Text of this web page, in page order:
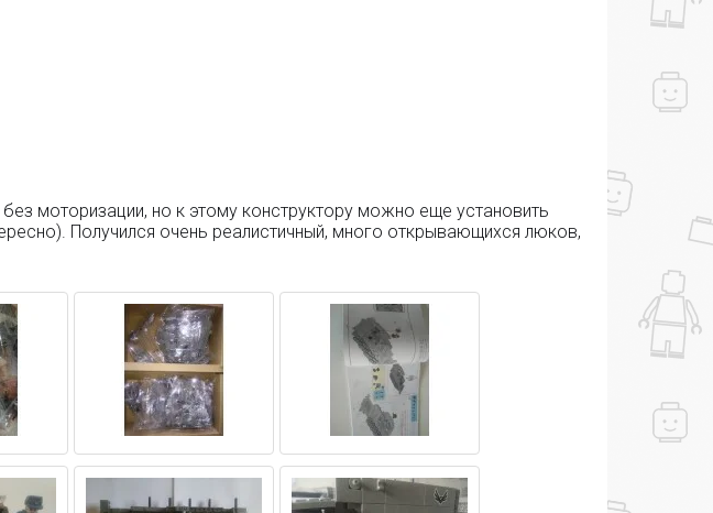
моторизации, но к этому конструктору можно еще установить
Получился очень реалистичный, много открывающихся люков,